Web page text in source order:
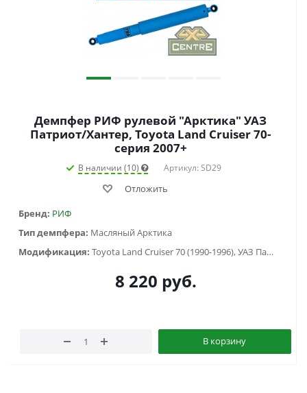
Демпфер РИФ рулевой "Арктика" УАЗ
Патриот/Хантер, Toyota Land Cruiser 70-
серия 2007+
В наличии (10) Артикул: SD29
Отложить
Бренд: РИФ
Тип демпфера: Масляный Арктика
Модификация:
Toyota Land Cruiser 70 (1990-1996), УАЗ Патриот (2005-2015), УАЗ Патриот (2015-2018), УАЗ Хантер (2003-...)
8 220 руб.
В корзину